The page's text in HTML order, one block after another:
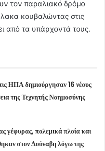
τον παραλιακό δρόμο
κουβαλώντας στις
από τα υπάρχοντά τους.
ΗΠΑ δημιούργησαν 16 νέους
της Τεχνητής Νοημοσύνης
γέφυρας, πολεμικά πλοία και
στον Δούναβη λόγω της